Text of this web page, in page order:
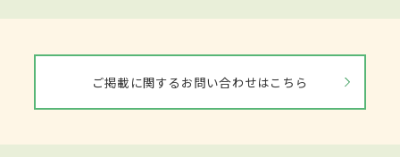
ご掲載に関するお問い合わせはこちら